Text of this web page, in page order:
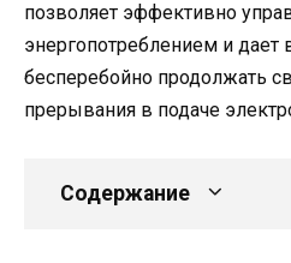
позволяет эффективно
энергопотреблением и дает
бесперебойно продолжать
прерывания в подаче
Содержание